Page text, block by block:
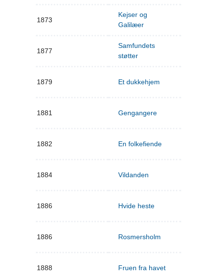
1873
Kejser og
Galilæer
1877
Samfundets
støtter
1879 Et dukkehjem
1881 Gengangere
1882 En folkefiende
1884 Vildanden
1886 Hvide heste
1886 Rosmersholm
1888 Fruen fra havet